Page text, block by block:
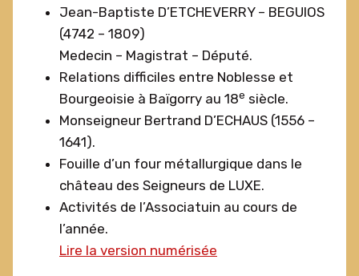
Jean-Baptiste D’ETCHEVERRY – BEGUIOS
(4742 – 1809)
Medecin – Magistrat – Député.
Relations difficiles entre Noblesse et
Bourgeoisie à Baïgorry au 18e siècle.
Monseigneur Bertrand D’ECHAUS (1556 –
1641).
Fouille d’un four métallurgique dans le
château des Seigneurs de LUXE.
Activités de l’Associatuin au cours de
l’année.
Lire la version numérisée